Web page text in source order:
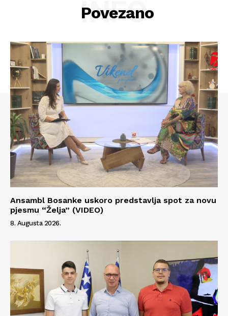
Povezano
INFO
Ansambl Bosanke uskoro predstavlja spot za novu
pjesmu “Želja” (VIDEO)
8. Augusta 2026.